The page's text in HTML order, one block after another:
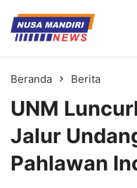
Kampus
Universitas Nusa Mandiri
Beranda Berita
UNM
Jalur
Pahlawan